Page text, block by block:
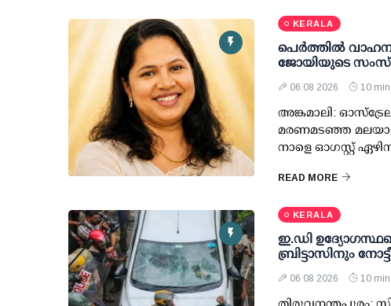
KERALA
പെർത്തിൽ
ജോയിയുടെ
06 08 2026 10
അങ്കമാലി:
മരണമടഞ്ഞ
നാളെ ഓഗസ്റ്റ്
READ MORE
KERALA
ഇ.ഡി
ബ്രിട്ടാസിനും
06 08 2026 10